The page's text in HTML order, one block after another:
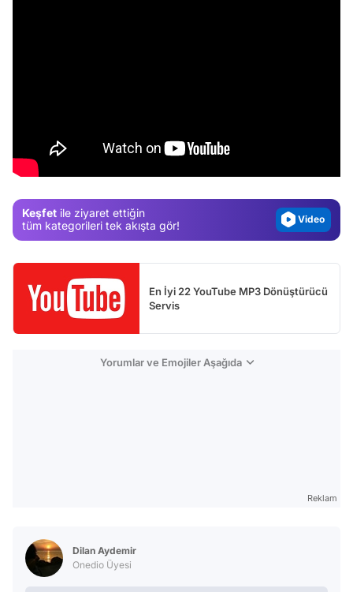
Keşfet ile ziyaret ettiğin
tüm kategorileri tek akışta gör!
Video
En İyi 22 YouTube MP3 Dönüştürücü
Servis
Yorumlar ve Emojiler Aşağıda
Reklam
Dilan Aydemir
Onedio Üyesi